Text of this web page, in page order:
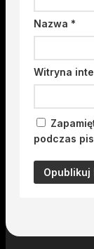
Nazwa *
Witryna
podczas